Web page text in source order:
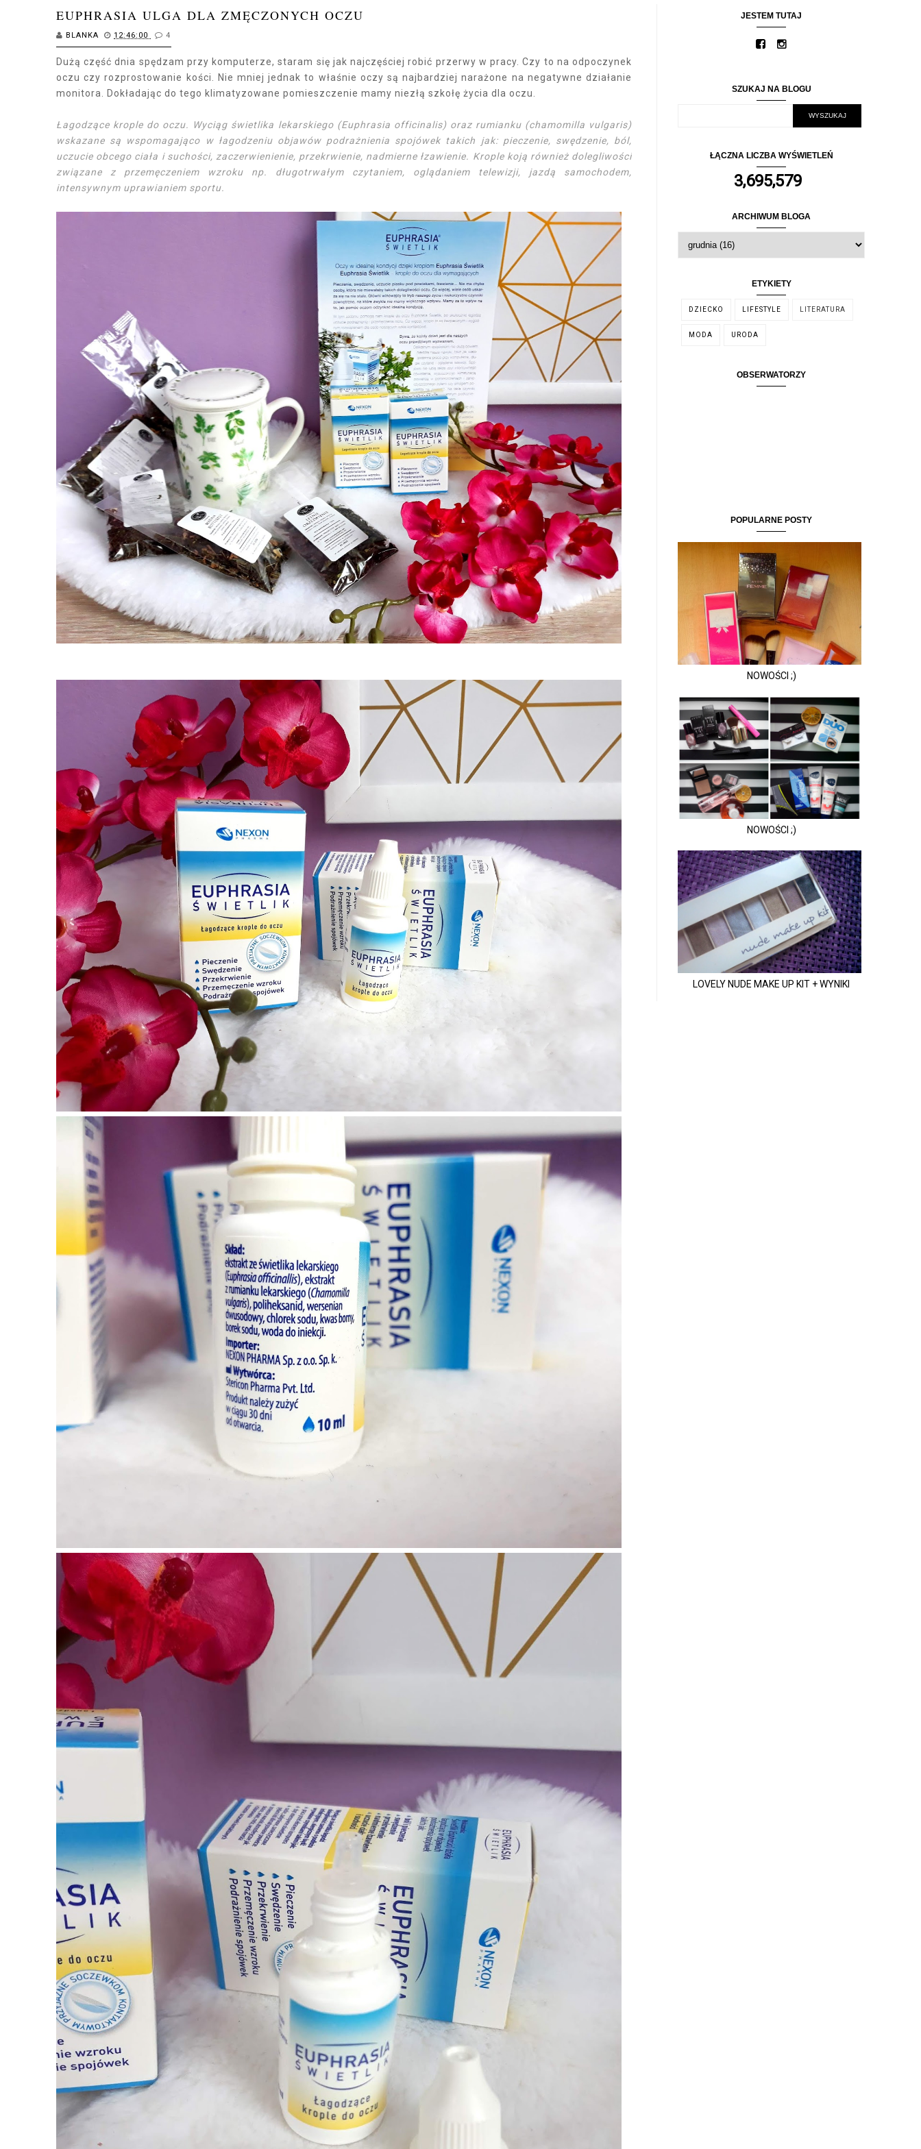
EUPHRASIA ULGA DLA ZMĘCZONYCH OCZU
BLANKA 12:46:00 4
Dużą część dnia spędzam przy komputerze, staram się jak najczęściej robić przerwy w pracy. Czy to na odpoczynek
oczu czy rozprostowanie kości. Nie mniej jednak to właśnie oczy są najbardziej narażone na negatywne działanie
monitora. Dokładając do tego klimatyzowane pomieszczenie mamy niezłą szkołę życia dla oczu.
Łagodzące krople do oczu. Wyciąg świetlika lekarskiego (Euphrasia officinalis) oraz rumianku (chamomilla vulgaris)
wskazane są wspomagająco w łagodzeniu objawów podrażnienia spojówek takich jak: pieczenie, swędzenie, ból,
uczucie obcego ciała i suchości, zaczerwienienie, przekrwienie, nadmierne łzawienie. Krople koją również dolegliwości
związane z przemęczeniem wzroku np. długotrwałym czytaniem, oglądaniem telewizji, jazdą samochodem,
intensywnym uprawianiem sportu.
JESTEM TUTAJ
SZUKAJ NA BLOGU
ŁĄCZNA LICZBA WYŚWIETLEŃ
3,695,579
ARCHIWUM BLOGA
ETYKIETY
DZIECKO LIFESTYLE LITERATURA
MODA URODA
OBSERWATORZY
POPULARNE POSTY
NOWOŚCI ;)
NOWOŚCI ;)
LOVELY NUDE MAKE UP KIT + WYNIKI